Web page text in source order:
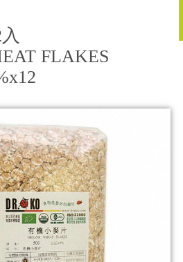
FLAKES